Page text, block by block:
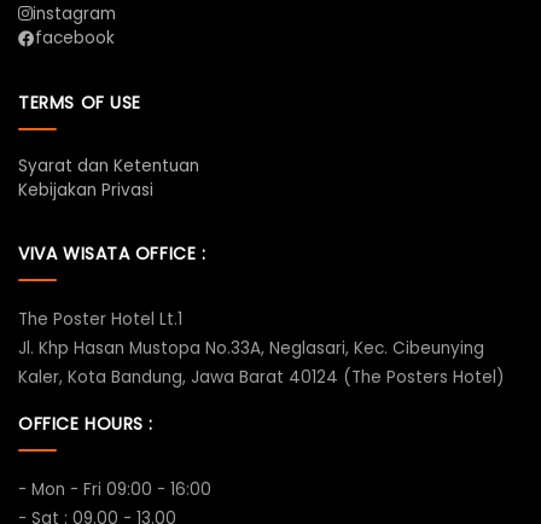
instagram
facebook
TERMS OF USE
Syarat dan Ketentuan
Kebijakan Privasi
VIVA WISATA OFFICE :
The Poster Hotel Lt.1
Jl. Khp Hasan Mustopa No.33A, Neglasari, Kec. Cibeunying
Kaler, Kota Bandung, Jawa Barat 40124 (The Posters Hotel)
OFFICE HOURS :
- Mon - Fri 09:00 - 16:00
- Sat : 09.00 - 13.00